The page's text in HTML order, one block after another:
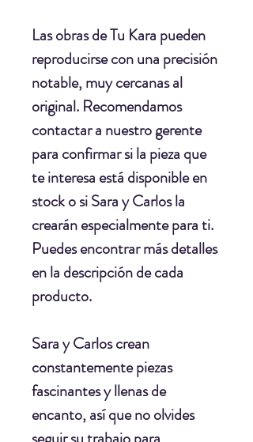
Las obras de Tu Kara pueden
reproducirse con una precisión
notable, muy cercanas al
original. Recomendamos
contactar a nuestro gerente
para confirmar si la pieza que
te interesa está disponible en
stock o si Sara y Carlos la
crearán especialmente para ti.
Puedes encontrar más detalles
en la descripción de cada
producto.
Sara y Carlos crean
constantemente piezas
fascinantes y llenas de
encanto, así que no olvides